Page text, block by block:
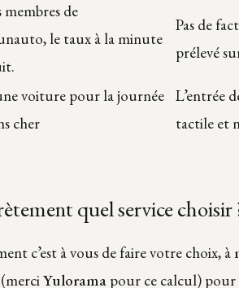
membres de
le taux à la minute
Pas de
prélevé
voiture pour la journée
cher
L’entrée
tactile et
quel service choisir
c’est à vous de faire votre choix, à
(merciYulorama pour ce calcul) pour